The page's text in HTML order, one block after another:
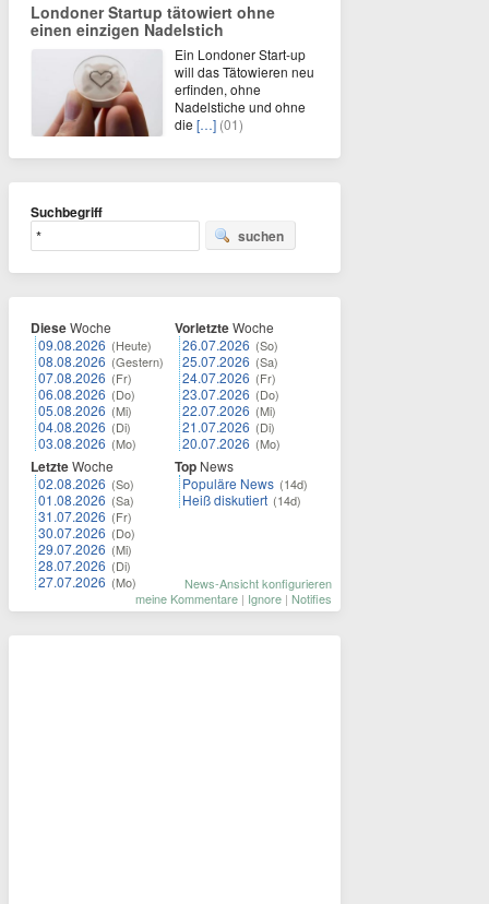
Londoner Startup tätowiert ohne
einen einzigen Nadelstich
Ein Londoner Start-up
will das Tätowieren neu
erfinden, ohne
Nadelstiche und ohne
die […] (01)
Suchbegriff
suchen
DieseWoche
09.08.2026 (Heute)
08.08.2026 (Gestern)
07.08.2026 (Fr)
06.08.2026 (Do)
05.08.2026 (Mi)
04.08.2026 (Di)
03.08.2026 (Mo)
LetzteWoche
02.08.2026 (So)
01.08.2026 (Sa)
31.07.2026 (Fr)
30.07.2026 (Do)
29.07.2026 (Mi)
28.07.2026 (Di)
27.07.2026 (Mo)
VorletzteWoche
26.07.2026 (So)
25.07.2026 (Sa)
24.07.2026 (Fr)
23.07.2026 (Do)
22.07.2026 (Mi)
21.07.2026 (Di)
20.07.2026 (Mo)
Top News
Populäre News (14d)
Heiß diskutiert (14d)
News-Ansicht konfigurieren
meine Kommentare | Ignore | Notifies